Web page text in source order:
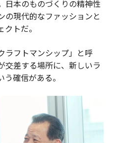
日本のものづくりの精神性
の現代的なファッションと
トだ。
ラフトマンシップ」と呼
交差する場所に、新しいラ
確信がある。